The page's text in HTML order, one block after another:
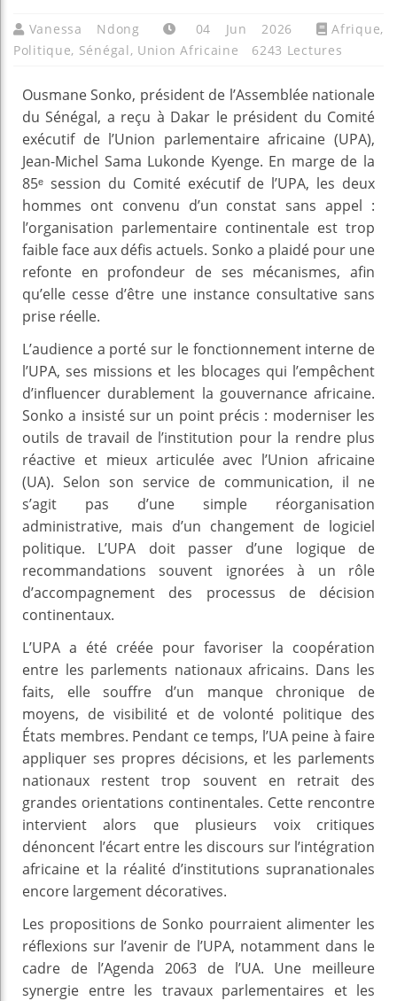
Vanessa Ndong 04 Jun 2026 Afrique,
Politique, Sénégal, Union Africaine 6243 Lectures
Ousmane Sonko, président de l’Assemblée nationale
du Sénégal, a reçu à Dakar le président du Comité
exécutif de l’Union parlementaire africaine (UPA),
Jean-Michel Sama Lukonde Kyenge. En marge de la
85ᵉ session du Comité exécutif de l’UPA, les deux
hommes ont convenu d’un constat sans appel :
l’organisation parlementaire continentale est trop
faible face aux défis actuels. Sonko a plaidé pour une
refonte en profondeur de ses mécanismes, afin
qu’elle cesse d’être une instance consultative sans
prise réelle.
L’audience a porté sur le fonctionnement interne de
l’UPA, ses missions et les blocages qui l’empêchent
d’influencer durablement la gouvernance africaine.
Sonko a insisté sur un point précis : moderniser les
outils de travail de l’institution pour la rendre plus
réactive et mieux articulée avec l’Union africaine
(UA). Selon son service de communication, il ne
s’agit pas d’une simple réorganisation
administrative, mais d’un changement de logiciel
politique. L’UPA doit passer d’une logique de
recommandations souvent ignorées à un rôle
d’accompagnement des processus de décision
continentaux.
L’UPA a été créée pour favoriser la coopération
entre les parlements nationaux africains. Dans les
faits, elle souffre d’un manque chronique de
moyens, de visibilité et de volonté politique des
États membres. Pendant ce temps, l’UA peine à faire
appliquer ses propres décisions, et les parlements
nationaux restent trop souvent en retrait des
grandes orientations continentales. Cette rencontre
intervient alors que plusieurs voix critiques
dénoncent l’écart entre les discours sur l’intégration
africaine et la réalité d’institutions supranationales
encore largement décoratives.
Les propositions de Sonko pourraient alimenter les
réflexions sur l’avenir de l’UPA, notamment dans le
cadre de l’Agenda 2063 de l’UA. Une meilleure
synergie entre les travaux parlementaires et les